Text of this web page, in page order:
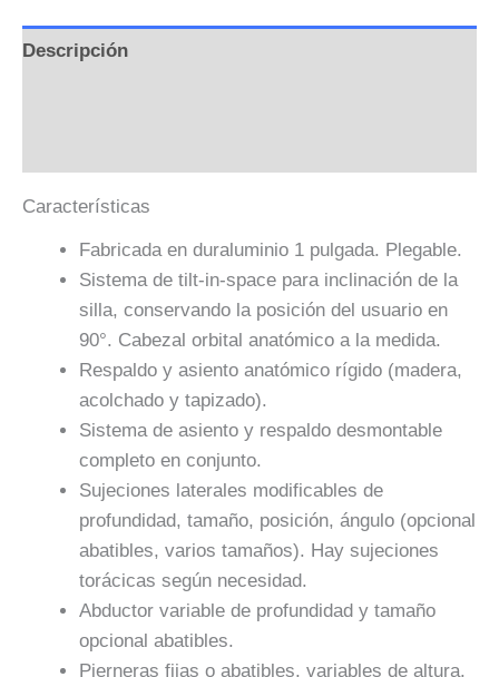
Descripción
Características
Fabricada en duraluminio 1 pulgada. Plegable.
Sistema de tilt-in-space para inclinación de la
silla, conservando la posición del usuario en
90°. Cabezal orbital anatómico a la medida.
Respaldo y asiento anatómico rígido (madera,
acolchado y tapizado).
Sistema de asiento y respaldo desmontable
completo en conjunto.
Sujeciones laterales modificables de
profundidad, tamaño, posición, ángulo (opcional
abatibles, varios tamaños). Hay sujeciones
torácicas según necesidad.
Abductor variable de profundidad y tamaño
opcional abatibles.
Pierneras fijas o abatibles, variables de altura.